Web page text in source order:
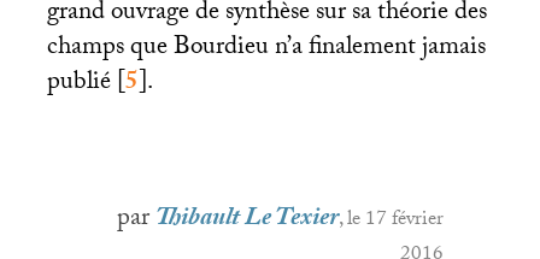
grand ouvrage de synthèse sur sa théorie des
champs que Bourdieu n’a finalement jamais
publié[5].
parThibault Le Texier, le 17 février